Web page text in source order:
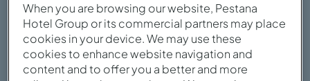
When you are browsing our website, Pestana
Hotel Group or its commercial partners may place
cookies in your device. We may use these
cookies to enhance website navigation and
content and to offer you a better and more